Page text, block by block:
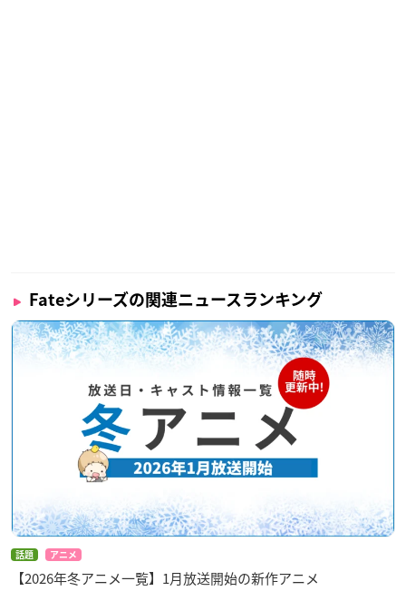
Fateシリーズの関連ニュースランキング
話題 アニメ
【2026年冬アニメ一覧】1月放送開始の新作アニメ